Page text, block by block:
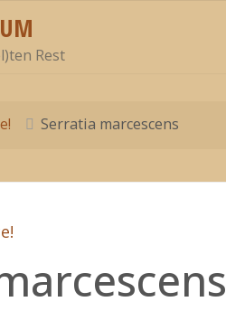
Rest
Serratia marcescens